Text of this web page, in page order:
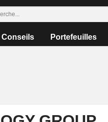
Conseils Portefeuilles